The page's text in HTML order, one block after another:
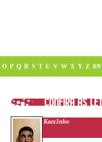
O P Q R S T U V W X Y Z 0/9
Kaez1nho